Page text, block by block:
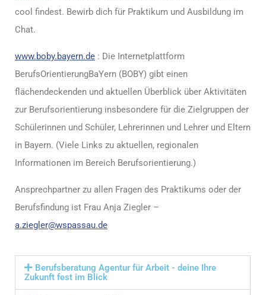
cool findest. Bewirb dich für Praktikum und Ausbildung im
Chat.
www.boby.bayern.de : Die Internetplattform
BerufsOrientierungBaYern (BOBY) gibt einen
flächendeckenden und aktuellen Überblick über Aktivitäten
zur Berufsorientierung insbesondere für die Zielgruppen der
Schülerinnen und Schüler, Lehrerinnen und Lehrer und Eltern
in Bayern. (Viele Links zu aktuellen, regionalen
Informationen im Bereich Berufsorientierung.)
Ansprechpartner zu allen Fragen des Praktikums oder der
Berufsfindung ist Frau Anja Ziegler –
a.ziegler@wspassau.de
Berufsberatung Agentur für Arbeit - deine Ihre
Zukunft fest im Blick